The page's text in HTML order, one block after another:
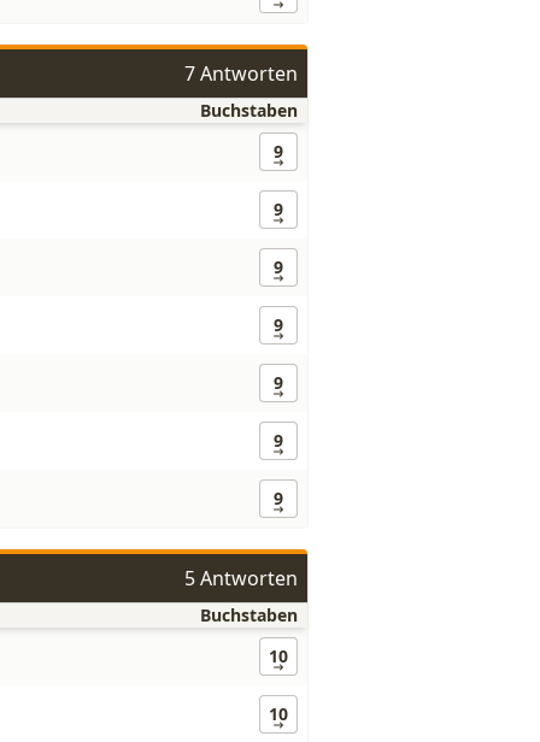
7 Antworten
Buchstaben
9
9
9
9
9
9
9
5 Antworten
Buchstaben
10
10